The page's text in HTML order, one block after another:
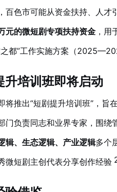
百色市可能从资金扶持、人才
元的微短剧专项扶持资金 ，
都”工作实施方案（
培训班即将启动
推出“短剧提升培训班”，旨
门负责同志和业界专家，围
辑、生态逻辑、产业逻辑多个
微短剧主创代表分享创作经验